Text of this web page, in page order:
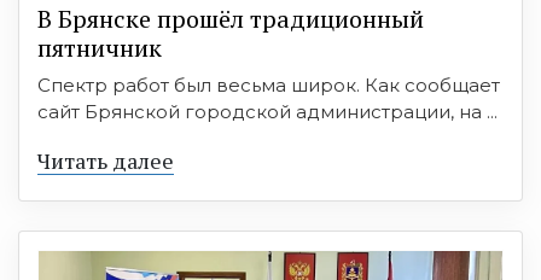
В Брянске прошёл традиционный
пятничник
Спектр работ был весьма широк. Как сообщает
сайт Брянской городской администрации, на ...
Читать далее